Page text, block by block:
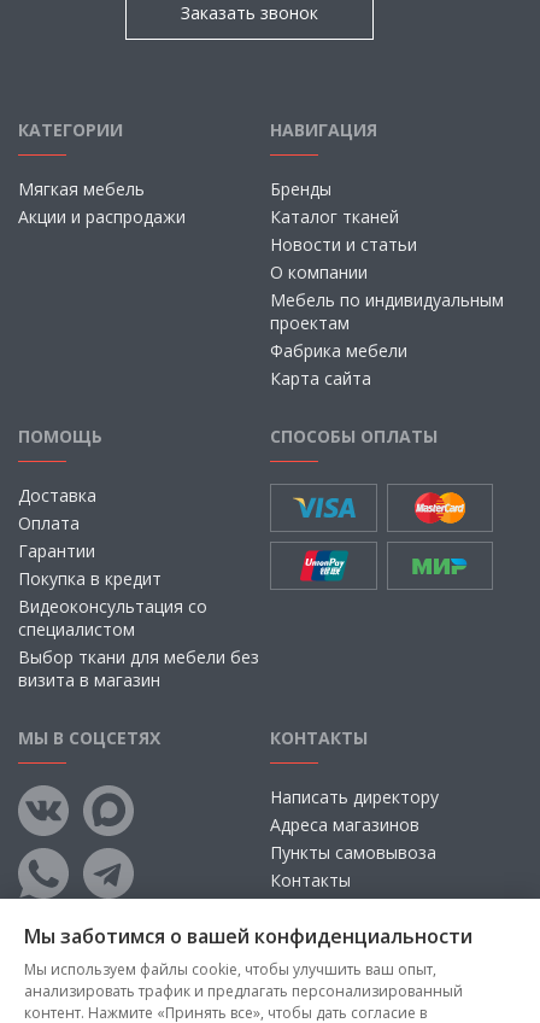
Заказать звонок
КАТЕГОРИИ
Мягкая мебель
Акции и распродажи
НАВИГАЦИЯ
Бренды
Каталог тканей
Новости и статьи
О компании
Мебель по индивидуальным
проектам
Фабрика мебели
Карта сайта
ПОМОЩЬ
Доставка
Оплата
Гарантии
Покупка в кредит
Видеоконсультация со
специалистом
Выбор ткани для мебели без
визита в магазин
СПОСОБЫ ОПЛАТЫ
МЫ В СОЦСЕТЯХ КОНТАКТЫ
Написать директору
Адреса магазинов
Пункты самовывоза
Контакты
Мы заботимся о вашей конфиденциальности
Мы используем файлы cookie, чтобы улучшить ваш опыт,
анализировать трафик и предлагать персонализированный
контент. Нажмите «Принять все», чтобы дать согласие в